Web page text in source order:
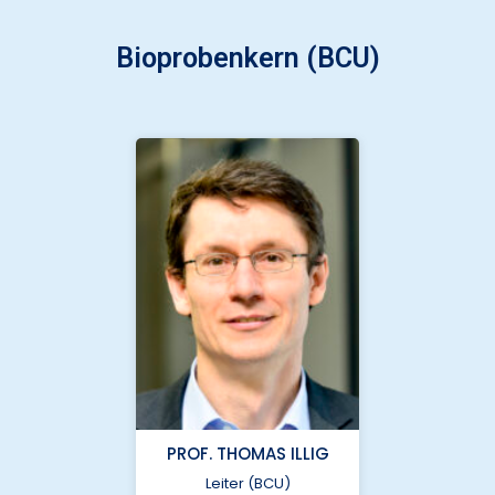
Charité –
Universitätsmedizin
Berlin
Bioprobenkern (BCU)
PROF. THOMAS ILLIG
Leiter (BCU)